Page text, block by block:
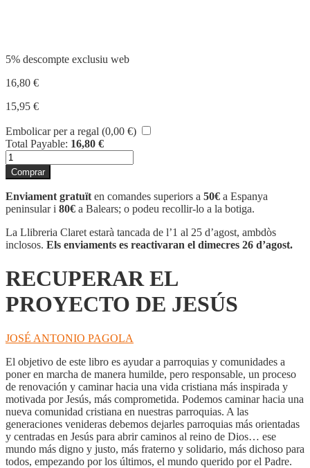
5% descompte exclusiu web
16,80 €
15,95 €
Embolicar per a regal (0,00 €)
Total Payable: 16,80 €
quantitat
de
RECUPERAR
EL
PROYECTO
DE
JESÚS
Comprar
Enviament gratuït en comandes superiors a 50€ a Espanya
peninsular i 80€ a Balears; o podeu recollir-lo a la botiga.
La Llibreria Claret estarà tancada de l’1 al 25 d’agost, ambdòs
inclosos. Els enviaments es reactivaran el dimecres 26 d’agost.
RECUPERAR EL
PROYECTO DE JESÚS
JOSÉ ANTONIO PAGOLA
El objetivo de este libro es ayudar a parroquias y comunidades a
poner en marcha de manera humilde, pero responsable, un proceso
de renovación y caminar hacia una vida cristiana más inspirada y
motivada por Jesús, más comprometida. Podemos caminar hacia una
nueva comunidad cristiana en nuestras parroquias. A las
generaciones venideras debemos dejarles parroquias más orientadas
y centradas en Jesús para abrir caminos al reino de Dios… ese
mundo más digno y justo, más fraterno y solidario, más dichoso para
todos, empezando por los últimos, el mundo querido por el Padre.